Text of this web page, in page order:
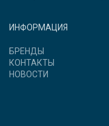
ИНФОРМАЦИЯ
БРЕНДЫ
КОНТАКТЫ
НОВОСТИ